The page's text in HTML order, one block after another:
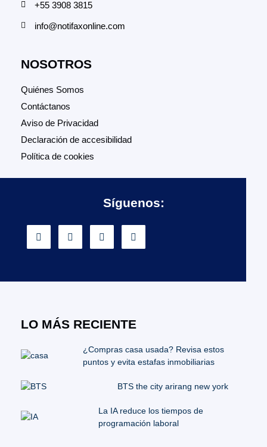
+55 3908 3815
info@notifaxonline.com
NOSOTROS
Quiénes Somos
Contáctanos
Aviso de Privacidad
Declaración de accesibilidad
Política de cookies
Síguenos:
LO MÁS RECIENTE
¿Compras casa usada? Revisa estos
puntos y evita estafas inmobiliarias
BTS the city arirang new york
La IA reduce los tiempos de
programación laboral